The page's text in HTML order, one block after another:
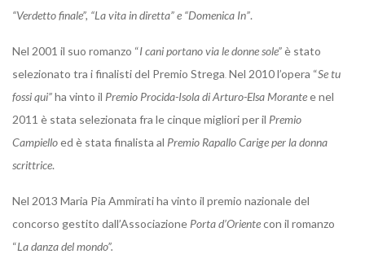
“Verdetto finale”, “La vita in diretta” e “Domenica In”.
Nel 2001 il suo romanzo “I cani portano via le donne sole”è stato
selezionato tra i finalisti del Premio Strega Nel 2010 l’opera “Se tu
fossi qui”ha vinto il Premio Procida-Isola di Arturo-Elsa Morantee nel
2011 è stata selezionata fra le cinque migliori per il Premio
Campielloed è stata finalista al Premio Rapallo Carige per la donna
scrittrice.
Nel 2013 Maria Pia Ammirati ha vinto il premio nazionale del
concorso gestito dall’Associazione Porta d’Orientecon il romanzo
“La danza del mondo”.